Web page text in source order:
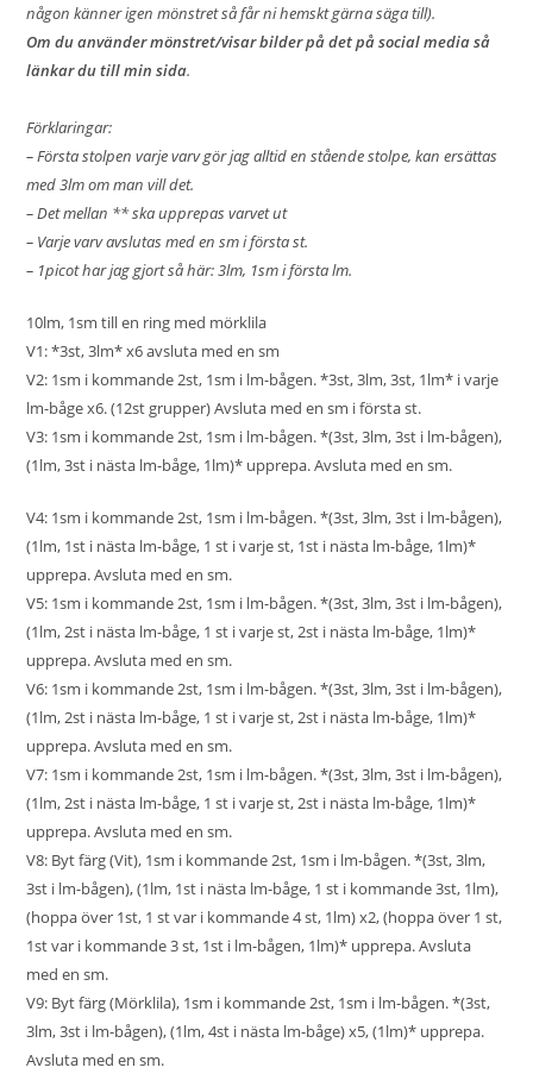
någon känner igen mönstret så får ni hemskt gärna säga till).
Om du använder mönstret/visar bilder på det på social media så
länkar du till min sida.
Förklaringar:
– Första stolpen varje varv gör jag alltid en stående stolpe, kan ersättas
med 3lm om man vill det.
– Det mellan ** ska upprepas varvet ut
– Varje varv avslutas med en sm i första st.
– 1picot har jag gjort så här: 3lm, 1sm i första lm.
10lm, 1sm till en ring med mörklila
V1: *3st, 3lm* x6 avsluta med en sm
V2: 1sm i kommande 2st, 1sm i lm-bågen. *3st, 3lm, 3st, 1lm* i varje
lm-båge x6. (12st grupper) Avsluta med en sm i första st.
V3: 1sm i kommande 2st, 1sm i lm-bågen. *(3st, 3lm, 3st i lm-bågen),
(1lm, 3st i nästa lm-båge, 1lm)* upprepa. Avsluta med en sm.
V4: 1sm i kommande 2st, 1sm i lm-bågen. *(3st, 3lm, 3st i lm-bågen),
(1lm, 1st i nästa lm-båge, 1 st i varje st, 1st i nästa lm-båge, 1lm)*
upprepa. Avsluta med en sm.
V5: 1sm i kommande 2st, 1sm i lm-bågen. *(3st, 3lm, 3st i lm-bågen),
(1lm, 2st i nästa lm-båge, 1 st i varje st, 2st i nästa lm-båge, 1lm)*
upprepa. Avsluta med en sm.
V6: 1sm i kommande 2st, 1sm i lm-bågen. *(3st, 3lm, 3st i lm-bågen),
(1lm, 2st i nästa lm-båge, 1 st i varje st, 2st i nästa lm-båge, 1lm)*
upprepa. Avsluta med en sm.
V7: 1sm i kommande 2st, 1sm i lm-bågen. *(3st, 3lm, 3st i lm-bågen),
(1lm, 2st i nästa lm-båge, 1 st i varje st, 2st i nästa lm-båge, 1lm)*
upprepa. Avsluta med en sm.
V8: Byt färg (Vit), 1sm i kommande 2st, 1sm i lm-bågen. *(3st, 3lm,
3st i lm-bågen), (1lm, 1st i nästa lm-båge, 1 st i kommande 3st, 1lm),
(hoppa över 1st, 1 st var i kommande 4 st, 1lm) x2, (hoppa över 1 st,
1st var i kommande 3 st, 1st i lm-bågen, 1lm)* upprepa. Avsluta
med en sm.
V9: Byt färg (Mörklila), 1sm i kommande 2st, 1sm i lm-bågen. *(3st,
3lm, 3st i lm-bågen), (1lm, 4st i nästa lm-båge) x5, (1lm)* upprepa.
Avsluta med en sm.